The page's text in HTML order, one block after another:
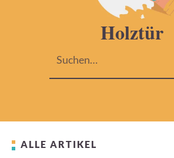
Holztür
ALLE ARTIKEL